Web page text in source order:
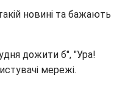
новині та бажають
дожити б", "Ура!
мережі.